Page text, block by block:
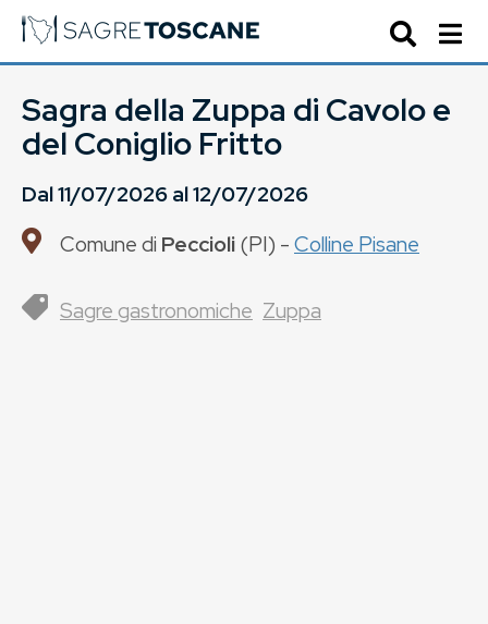
Sagra della Zuppa di Cavolo e
del Coniglio Fritto
Dal11/07/2026al12/07/2026
Comune di Peccioli(PI) -Colline Pisane
Sagre gastronomiche Zuppa